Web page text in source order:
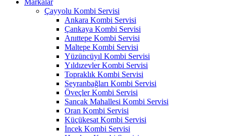
Markalar
Çayyolu Kombi Servisi
Ankara Kombi Servisi
Çankaya Kombi Servisi
Anıttepe Kombi Servisi
Maltepe Kombi Servisi
Yüzüncüyıl Kombi Servisi
Yıldızevler Kombi Servisi
Topraklık Kombi Servisi
Seyranbağları Kombi Servisi
Öveçler Kombi Servisi
Sancak Mahallesi Kombi Servisi
Oran Kombi Servisi
Küçükesat Kombi Servisi
İncek Kombi Servisi